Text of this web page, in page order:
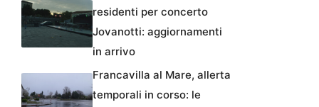
residenti per concerto
Jovanotti: aggiornamenti
in arrivo
Francavilla al Mare, allerta
temporali in corso: le